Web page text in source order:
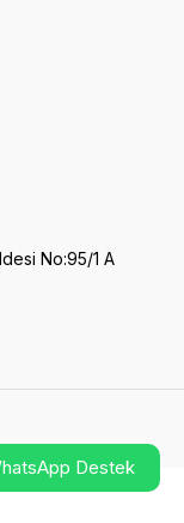
Destek
No:95/1 A